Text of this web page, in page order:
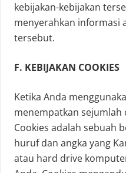
kebijakan-kebijakan
menyerahkan informasi
tersebut.
F. KEBIJAKAN COOKIES
Ketika Anda
menempatkan sejumlah
Cookies adalah sebuah
huruf dan angka yang
atau hard drive